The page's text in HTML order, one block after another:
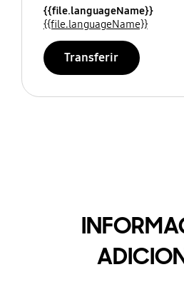
{{file.languageName}}
{{file.languageName}}
Transferir